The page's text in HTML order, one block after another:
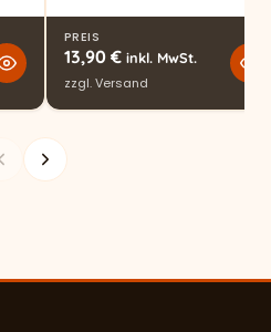
PREIS
13,90 € inkl. MwSt.
zzgl.Versand